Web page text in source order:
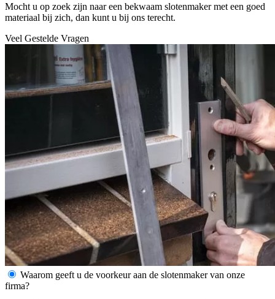
Mocht u op zoek zijn naar een bekwaam slotenmaker met een goed
materiaal bij zich, dan kunt u bij ons terecht.
Veel Gestelde Vragen
Waarom geeft u de voorkeur aan de slotenmaker van onze
firma?